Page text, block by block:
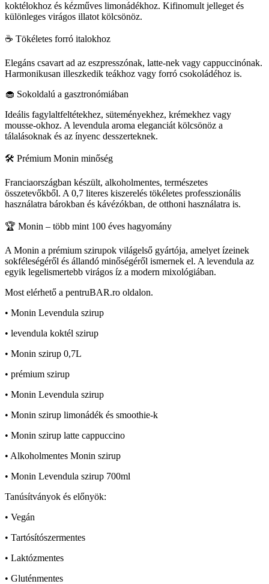
koktélokhoz és kézműves limonádékhoz. Kifinomult jelleget és
különleges virágos illatot kölcsönöz.
☕ Tökéletes forró italokhoz
Elegáns csavart ad az eszpresszónak, latte-nek vagy cappuccinónak.
Harmonikusan illeszkedik teákhoz vagy forró csokoládéhoz is.
🧁 Sokoldalú a gasztronómiában
Ideális fagylaltfeltétekhez, süteményekhez, krémekhez vagy
mousse-okhoz. A levendula aroma eleganciát kölcsönöz a
tálalásoknak és az ínyenc desszerteknek.
🛠️ Prémium Monin minőség
Franciaországban készült, alkoholmentes, természetes
összetevőkből. A 0,7 literes kiszerelés tökéletes professzionális
használatra bárokban és kávézókban, de otthoni használatra is.
🏆 Monin – több mint 100 éves hagyomány
A Monin a prémium szirupok világelső gyártója, amelyet ízeinek
sokféleségéről és állandó minőségéről ismernek el. A levendula az
egyik legelismertebb virágos íz a modern mixológiában.
Most elérhető a pentruBAR.ro oldalon.
• Monin Levendula szirup
• levendula koktél szirup
• Monin szirup 0,7L
• prémium szirup
• Monin Levendula szirup
• Monin szirup limonádék és smoothie-k
• Monin szirup latte cappuccino
• Alkoholmentes Monin szirup
• Monin Levendula szirup 700ml
Tanúsítványok és előnyök:
• Vegán
• Tartósítószermentes
• Laktózmentes
• Gluténmentes